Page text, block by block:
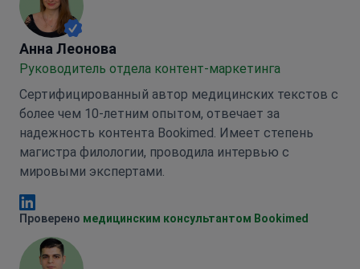
Анна Леонова
Анна Леонова
Руководитель отдела контент-маркетинга
Сертифицированный автор медицинских текстов с
более чем 10-летним опытом, отвечает за
надежность контента Bookimed. Имеет степень
магистра филологии, проводила интервью с
мировыми экспертами.
Анна Леонова Linkedin
Проверено медицинским консультантом Bookimed